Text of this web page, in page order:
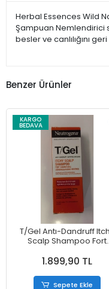
Herbal Essences Wild
Şampuan Nemlendirici
besler ve canlılığını
Benzer Ürünler
KARGO
BEDAVA
T/Gel Antı-Dandruff
Scalp Shampoo Fort
ml
1.899,90 TL
Sepete Ekle